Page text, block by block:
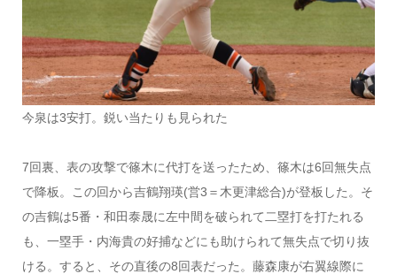
今泉は3安打。鋭い当たりも見られた
7回裏、表の攻撃で篠木に代打を送ったため、篠木は6回無失点
で降板。この回から吉鶴翔瑛(営3＝木更津総合)が登板した。そ
の吉鶴は5番・和田泰晟に左中間を破られて二塁打を打たれる
も、一塁手・内海貴の好捕などにも助けられて無失点で切り抜
ける。すると、その直後の8回表だった。藤森康が右翼線際に